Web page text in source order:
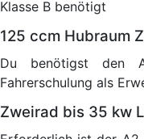
Klasse B benötigt
125 ccm Hubraum
Du benötigst den
Fahrerschulung als
Zweirad bis 35 kw